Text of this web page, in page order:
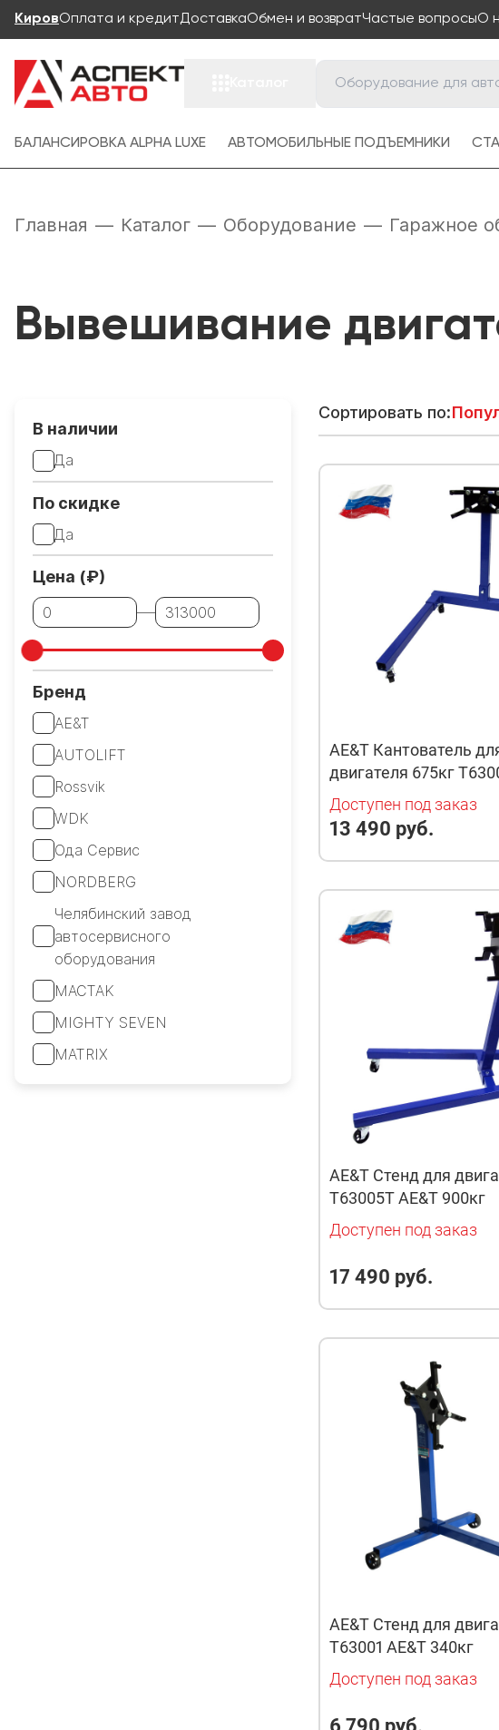
КировОплата и кредитДоставкаОбмен и возвратЧастые вопросыО
БАЛАНСИРОВКА ALPHA LUXE АВТОМОБИЛЬНЫЕ ПОДЪЕМНИКИ
Главная — Каталог — Оборудование — Гаражное
Вывешивание
В наличии
Да
По скидке
Да
Цена (₽)
Бренд
AE&T
AUTOLIFT
Rossvik
WDK
Ода Сервис
NORDBERG
Челябинский завод
автосервисного
оборудования
MACTAK
MIGHTY SEVEN
MATRIX
Сортировать по:
AE&T Кантователь
двигателя 675кг
Доступен под заказ
13 490 руб.
AE&T Стенд для
T63005T AE&T 900кг
Доступен под заказ
17 490 руб.
AE&T Стенд для
Т63001 AE&T 340кг
Доступен под заказ